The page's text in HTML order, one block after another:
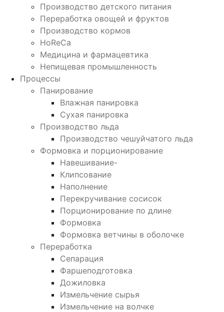
Производство детского питания
Переработка овощей и фруктов
Производство кормов
HoReCa
Медицина и фармацевтика
Непищевая промышленность
Процессы
Панирование
Влажная панировка
Сухая панировка
Производство льда
Производство чешуйчатого льда
Формовка и порционирование
Навешивание-
Клипсование
Наполнение
Перекручивание сосисок
Порционирование по длине
Формовка
Формовка ветчины в оболочке
Переработка
Сепарация
Фаршеподготовка
Дожиловка
Измельчение сырья
Измельчение на волчке